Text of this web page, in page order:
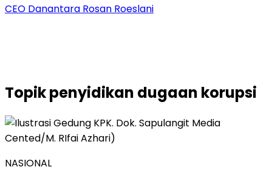
CEO Danantara Rosan Roeslani
Topikpenyidikan dugaan korupsi
NASIONAL